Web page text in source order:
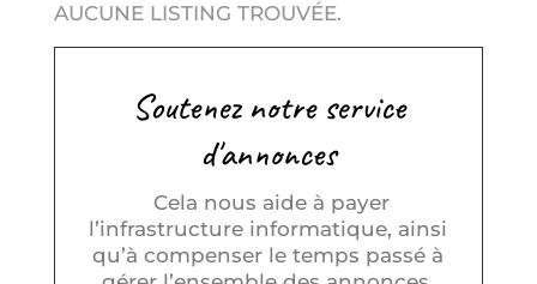
AUCUNE LISTING TROUVÉE.
Soutenez notre service
d'annonces
Cela nous aide à payer
l’infrastructure informatique, ainsi
qu’à compenser le temps passé à